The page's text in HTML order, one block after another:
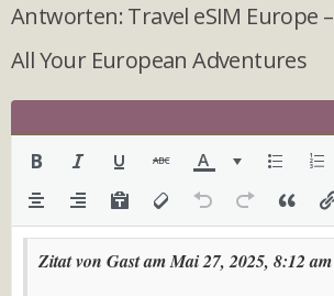
Antworten: Travel eSIM Europe
All Your European Adventures